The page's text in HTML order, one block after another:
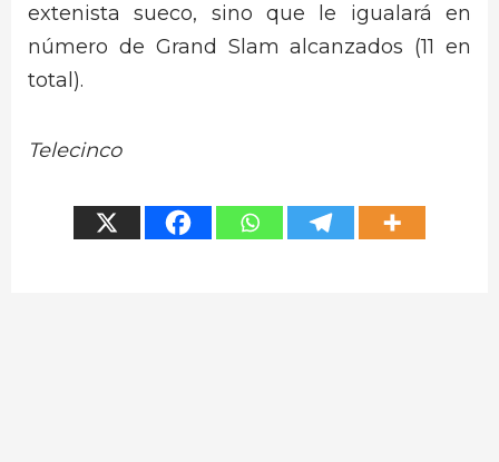
extenista sueco, sino que le igualará en
número de Grand Slam alcanzados (11 en
total).
Telecinco